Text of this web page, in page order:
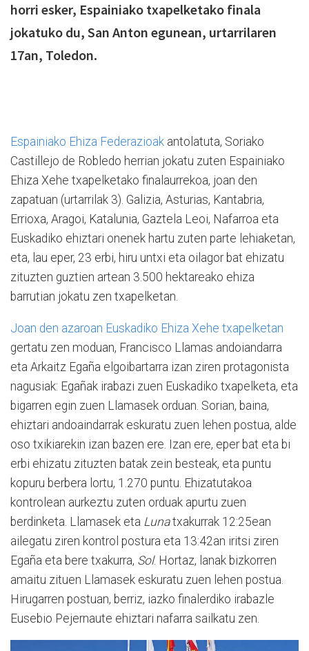
horri esker, Espainiako txapelketako finala
jokatuko du, San Anton egunean, urtarrilaren
17an, Toledon.
Espainiako Ehiza Federazioak antolatuta, Soriako
Castillejo de Robledo herrian jokatu zuten Espainiako
Ehiza Xehe txapelketako finalaurrekoa, joan den
zapatuan (urtarrilak 3). Galizia, Asturias, Kantabria,
Errioxa, Aragoi, Katalunia, Gaztela Leoi, Nafarroa eta
Euskadiko ehiztari onenek hartu zuten parte lehiaketan,
eta, lau eper, 23 erbi, hiru untxi eta oilagor bat ehizatu
zituzten guztien artean 3.500 hektareako ehiza
barrutian jokatu zen txapelketan.
Joan den azaroan Euskadiko Ehiza Xehe txapelketan
gertatu zen moduan, Francisco Llamas andoiandarra
eta Arkaitz Egaña elgoibartarra izan ziren protagonista
nagusiak: Egañak irabazi zuen Euskadiko txapelketa, eta
bigarren egin zuen Llamasek orduan. Sorian, baina,
ehiztari andoaindarrak eskuratu zuen lehen postua, alde
oso txikiarekin izan bazen ere. Izan ere, eper bat eta bi
erbi ehizatu zituzten batak zein besteak, eta puntu
kopuru berbera lortu, 1.270 puntu. Ehizatutakoa
kontrolean aurkeztu zuten orduak apurtu zuen
berdinketa. Llamasek eta Lunatxakurrak 12:25ean
ailegatu ziren kontrol postura eta 13:42an iritsi ziren
Egaña eta bere txakurra, Sol. Hortaz, lanak bizkorren
amaitu zituen Llamasek eskuratu zuen lehen postua.
Hirugarren postuan, berriz, iazko finalerdiko irabazle
Eusebio Pejernaute ehiztari nafarra sailkatu zen.